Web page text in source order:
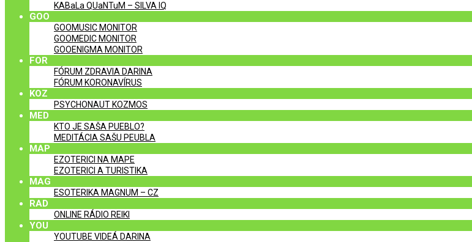
KABaLa QUaNTuM – SILVA IQ
GOO
GOOMUSIC MONITOR
GOOMEDIC MONITOR
GOOENIGMA MONITOR
FOR
FÓRUM ZDRAVIA DARINA
FÓRUM KORONAVÍRUS
KOZ
PSYCHONAUT KOZMOS
MED
KTO JE SAŠA PUEBLO?
MEDITÁCIA SAŠU PEUBLA
MAP
EZOTERICI NA MAPE
EZOTERICI A TURISTIKA
MAG
ESOTERIKA MAGNUM – CZ
RAD
ONLINE RÁDIO REIKI
YOU
YOUTUBE VIDEÁ DARINA